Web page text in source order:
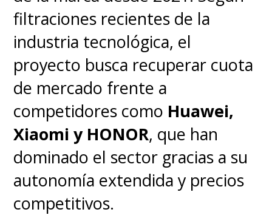
filtraciones recientes de la
industria tecnológica, el
proyecto busca recuperar cuota
de mercado frente a
competidores como Huawei,
Xiaomi y HONOR, que han
dominado el sector gracias a su
autonomía extendida y precios
competitivos.